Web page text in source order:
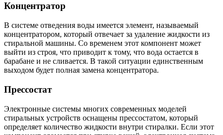
Концентратор
В системе отведения воды имеется элемент, называемый
концентратором, который отвечает за удаление жидкости из
стиральной машины. Со временем этот компонент может
выйти из строя, что приводит к тому, что вода остается в
барабане и не сливается. В такой ситуации единственным
выходом будет полная замена концентратора.
Прессостат
Электронные системы многих современных моделей
стиральных устройств оснащены прессостатом, который
определяет количество жидкости внутри стиралки. Если этот